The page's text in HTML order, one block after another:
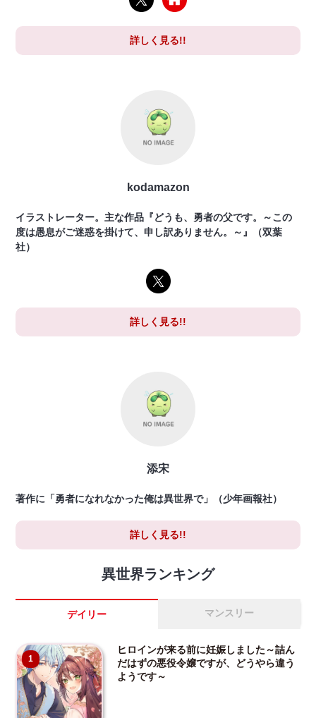
詳しく見る!!
kodamazon
イラストレーター。主な作品『どうも、勇者の父です。～この
度は愚息がご迷惑を掛けて、申し訳ありません。～』（双葉
社）
詳しく見る!!
添宋
著作に「勇者になれなかった俺は異世界で」（少年画報社）
詳しく見る!!
異世界ランキング
デイリー マンスリー
1
ヒロインが来る前に妊娠しました～詰ん
だはずの悪役令嬢ですが、どうやら違う
ようです～